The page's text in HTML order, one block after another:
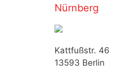
Nürnberg
Kattfußstr. 46
13593 Berlin